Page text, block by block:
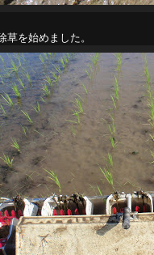
草を始めました。